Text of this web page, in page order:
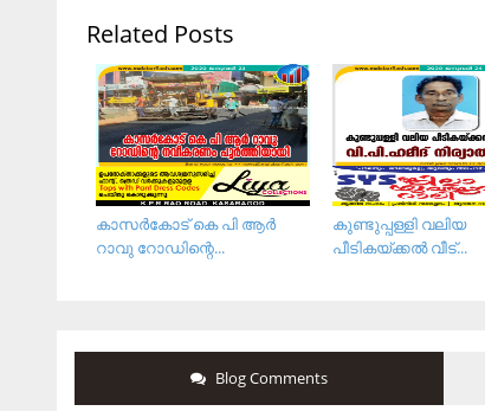
Related Posts
കുണ്ടുപ്പള്ളി വലിയ
പീടികയ്ക്കൽ വീട്...
കാസര്‍കോട് കെ പി ആര്‍
റാവു റോഡിന്റെ...
Blog Comments